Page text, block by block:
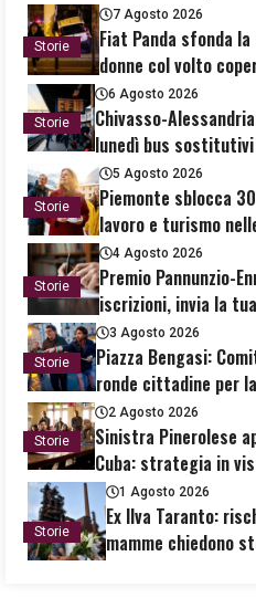
Storie
7 Agosto 2026
Fiat Panda sfonda
donne col volto
Storie
6 Agosto 2026
Chivasso-
lunedì bus sostitutivi
Storie
5 Agosto 2026
Piemonte sblocca
lavoro e turismo
Storie
4 Agosto 2026
Premio Pannunzio-
iscrizioni, invia la
Storie
3 Agosto 2026
Piazza Bengasi:
ronde cittadine per
Storie
2 Agosto 2026
Sinistra Pinerolese
Cuba: strategia in
Storie
1 Agosto 2026
Ex Ilva Taranto:
mamme chiedono